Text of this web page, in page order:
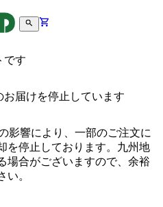
です
届けを停止しています
影響により、一部のご注文に
を停止しております。九州地
場合がございますので、余裕
い。